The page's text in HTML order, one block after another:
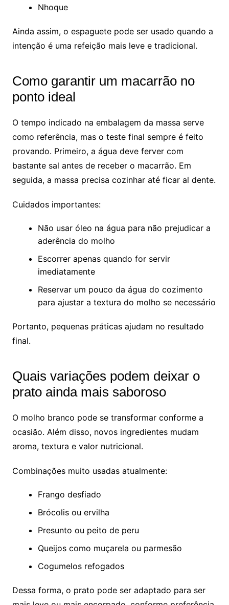
Nhoque
Ainda assim, o espaguete pode ser usado quando a
intenção é uma refeição mais leve e tradicional.
Como garantir um macarrão no
ponto ideal
O tempo indicado na embalagem da massa serve
como referência, mas o teste final sempre é feito
provando. Primeiro, a água deve ferver com
bastante sal antes de receber o macarrão. Em
seguida, a massa precisa cozinhar até ficar al dente.
Cuidados importantes:
Não usar óleo na água para não prejudicar a
aderência do molho
Escorrer apenas quando for servir
imediatamente
Reservar um pouco da água do cozimento
para ajustar a textura do molho se necessário
Portanto, pequenas práticas ajudam no resultado
final.
Quais variações podem deixar o
prato ainda mais saboroso
O molho branco pode se transformar conforme a
ocasião. Além disso, novos ingredientes mudam
aroma, textura e valor nutricional.
Combinações muito usadas atualmente:
Frango desfiado
Brócolis ou ervilha
Presunto ou peito de peru
Queijos como muçarela ou parmesão
Cogumelos refogados
Dessa forma, o prato pode ser adaptado para ser